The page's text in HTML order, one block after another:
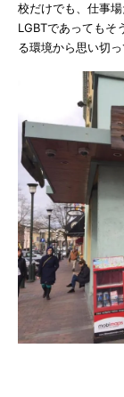
校だけでも、仕事場
LGBTであってもそ
る環境から思い切